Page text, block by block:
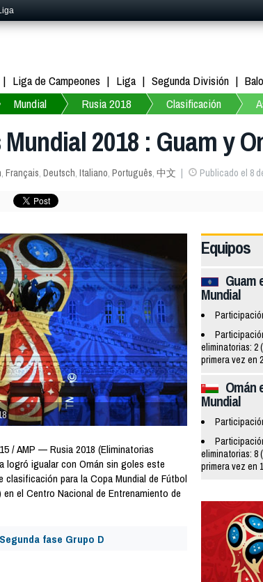
Liga de Campeones Liga Segunda División
Mundial Rusia 2018 Clasificación
2018 : Guam y
, Français, Deutsch, Italiano, Português, 中文 Publicado el 8
/ AMP — Rusia 2018 (Eliminatorias
logró igualar con Omán sin goles este
clasificación para la Copa Mundial de Fútbol
el Centro Nacional de Entrenamiento de
Segunda fase Grupo D
Equipos
Guam
Mundial
eliminatorias: 2
primera vez en
Omán
Mundial
eliminatorias: 8
primera vez en